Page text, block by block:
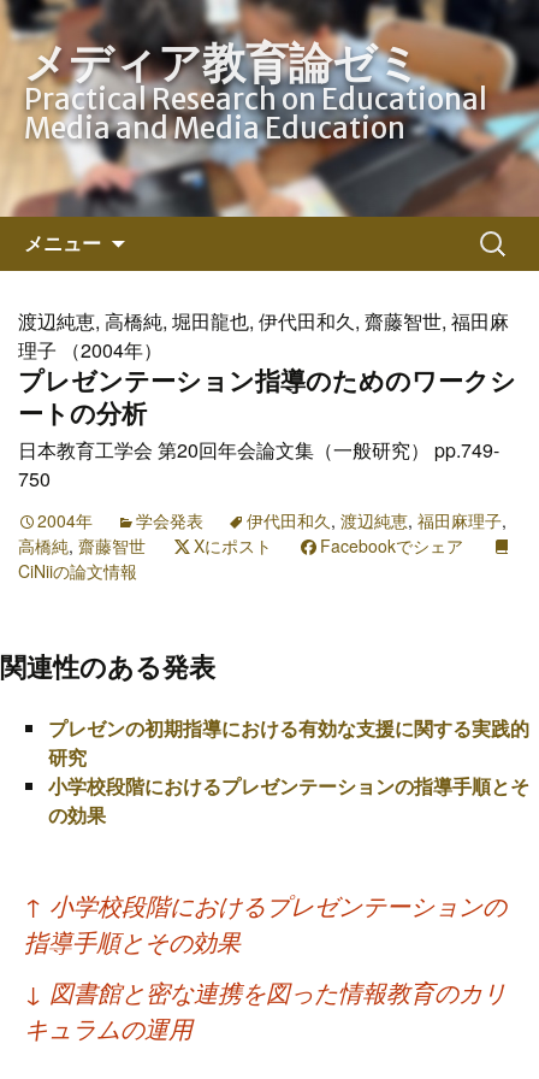
メディア教育論ゼミ
Practical Research on Educational
Media and Media Education
メニュー
ン
ツ
へ
ス
キ
ッ
検
索:
渡辺純恵, 高橋純, 堀田龍也, 伊代田和久, 齋藤智世, 福田麻
理子 （2004年）
プレゼンテーション指導のためのワークシ
ートの分析
日本教育工学会 第20回年会論文集（一般研究） pp.749-
750
2004年 学会発表 伊代田和久, 渡辺純恵, 福田麻理子,
高橋純, 齋藤智世 Xにポスト
Facebookでシェア
CiNiiの論文情報
関連性のある発表
プレゼンの初期指導における有効な支援に関する実践的
研究
小学校段階におけるプレゼンテーションの指導手順とそ
の効果
投
稿
ナ
ビ
↑ 小学校段階におけるプレゼンテーションの
指導手順とその効果
↓ 図書館と密な連携を図った情報教育のカリ
キュラムの運用